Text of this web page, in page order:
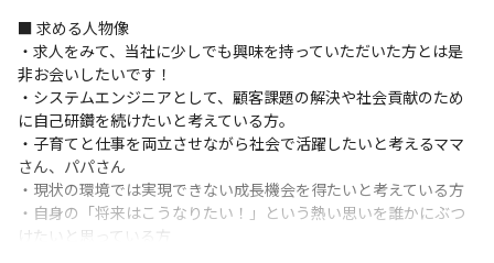
＜働きやすい環境＞
・残業少、年間休日130日（2022年実績）
・びずめし（健康支援を目的とした食事福利厚生支援）
・ママ、パパ応援
・副業OK実績多数
・リモートワーク相談可能
・創業以来エンジニア定着率97%（2026年3月時点）
・退職金制度
■ 入社後のキャリア戦略支援
■ 求める人物像
・求人をみて、当社に少しでも興味を持っていただいた方とは是
非お会いしたいです！
・システムエンジニアとして、顧客課題の解決や社会貢献のため
に自己研鑽を続けたいと考えている方。
・子育てと仕事を両立させながら社会で活躍したいと考えるママ
さん、パパさん
・現状の環境では実現できない成長機会を得たいと考えている方
・自身の「将来はこうなりたい！」という熱い思いを誰かにぶつ
けたいと思っている方